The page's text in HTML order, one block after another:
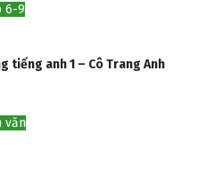
6-9
tiếng anh 1 – Cô Trang Anh
văn